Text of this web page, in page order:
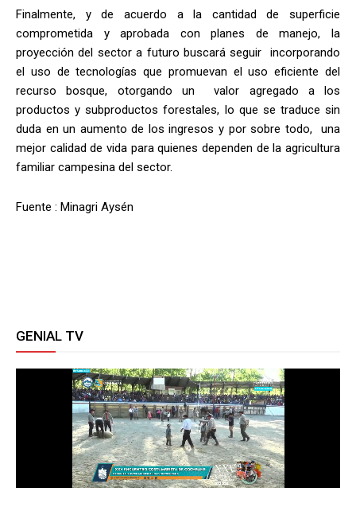
Finalmente, y de acuerdo a la cantidad de superficie
comprometida y aprobada con planes de manejo, la
proyección del sector a futuro buscará seguir incorporando
el uso de tecnologías que promuevan el uso eficiente del
recurso bosque, otorgando un valor agregado a los
productos y subproductos forestales, lo que se traduce sin
duda en un aumento de los ingresos y por sobre todo, una
mejor calidad de vida para quienes dependen de la agricultura
familiar campesina del sector.
Fuente : Minagri Aysén
GENIAL TV